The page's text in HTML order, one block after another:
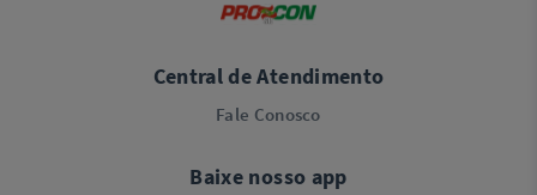
Central de Atendimento
Fale Conosco
Baixe nosso app